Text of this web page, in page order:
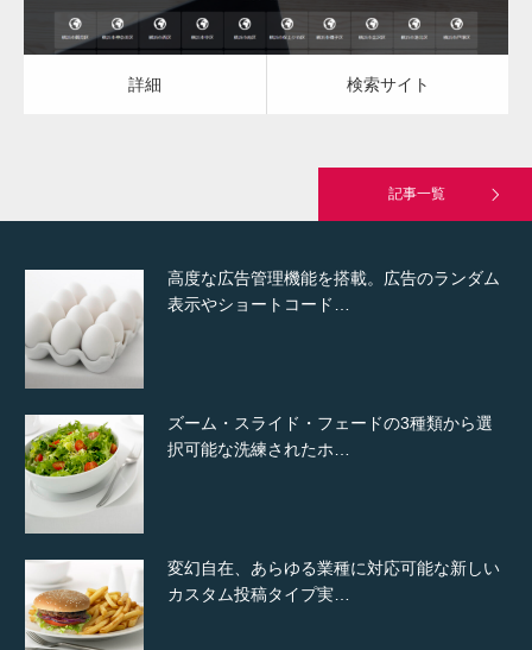
詳細 検索サイト
記事一覧
高度な広告管理機能を搭載。広告のランダム
表示やショートコード…
ズーム・スライド・フェードの3種類から選
択可能な洗練されたホ…
変幻自在、あらゆる業種に対応可能な新しい
カスタム投稿タイプ実…